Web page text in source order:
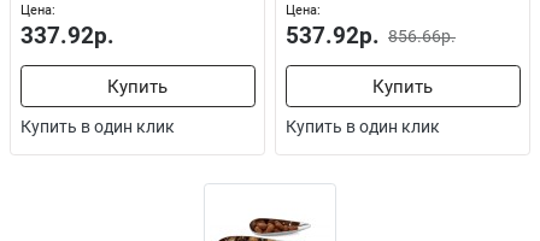
Цена:
337.92р.
Купить
Купить в один клик
Цена:
537.92р. 856.66р.
Купить
Купить в один клик